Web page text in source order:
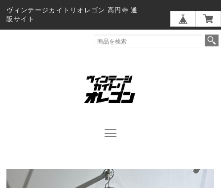
ヴィンテージカイトリオレゴン 高円寺 通
販サイト